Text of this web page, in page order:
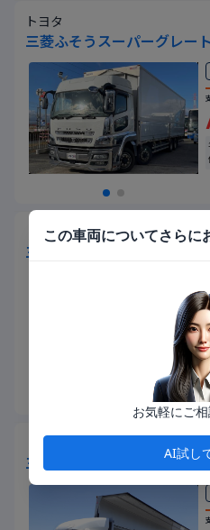
トヨタ
三菱ふそうスーパーグレー
トヨタ
三菱ふそうスーパーグレー
トヨタ
三菱 QPG-FU64VZ アルミウ
この車両についてさらに
お気軽にご
AI試し